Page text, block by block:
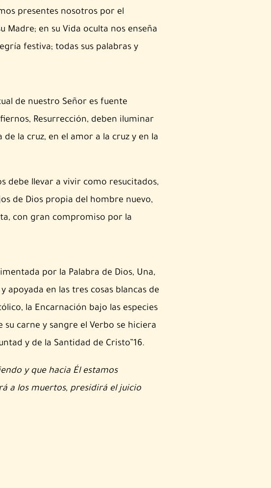
presentes nosotros por el
en su Vida oculta nos enseña
festiva; todas sus palabras y
de nuestro Señor es fuente
Resurrección, deben iluminar
la cruz, en el amor a la cruz y en la
debe llevar a vivir como resucitados,
de Dios propia del hombre nuevo,
con gran compromiso por la
por la Palabra de Dios, Una,
apoyada en las tres cosas blancas de
la Encarnación bajo las especies
carne y sangre el Verbo se hiciera
y de la Santidad de Cristo”16.
y que hacia Él estamos
a los muertos, presidirá el juicio